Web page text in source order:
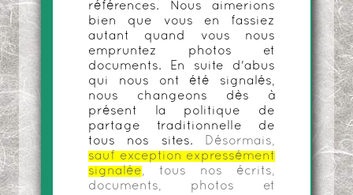
références. Nous aimerions
bien que vous en fassiez
autant quand vous nous
empruntez photos et
documents. En suite d'abus
qui nous ont été signalés,
nous changeons dès à
présent la politique de
partage traditionnelle de
tous nos sites.
Désormais,
sauf exception expressément
signalée, tous nos écrits,
documents, photos et